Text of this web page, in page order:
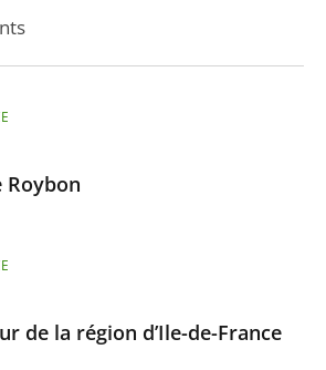
Roybon
de la région d’Ile-de-France